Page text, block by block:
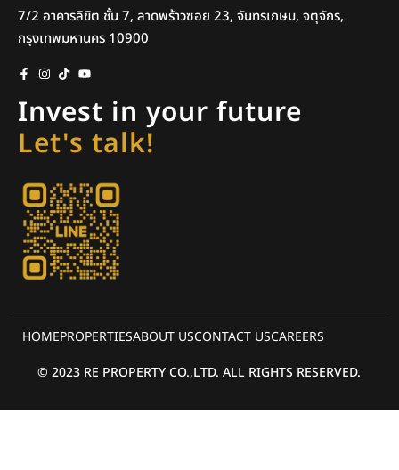
7/2 อาคารลิขิต ชั้น 7, ลาดพร้าวซอย 23, จันทรเกษม, จตุจักร,
กรุงเทพมหานคร 10900
Invest in your future
Let's talk!
HOMEPROPERTIESABOUT USCONTACT USCAREERS
© 2023 RE PROPERTY CO.,LTD. ALL RIGHTS RESERVED.